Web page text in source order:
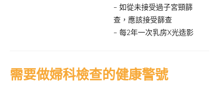
– 如從未接受過子宮頸篩
查，應該接受篩查
– 每2年一次乳房X光造影
需要做婦科檢查的健康警號